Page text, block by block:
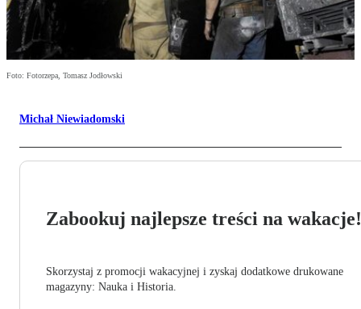
Foto: Fotorzepa, Tomasz Jodłowski
Michał Niewiadomski
Zabookuj najlepsze treści na wakacje!
Skorzystaj z promocji wakacyjnej i zyskaj dodatkowe drukowane
magazyny: Nauka i Historia.